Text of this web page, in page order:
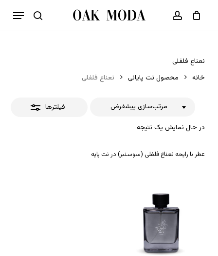
جستجو حساب کاربری
فهرست
سبد خرید بستن
نعناع فلفلی
خانه
محصول نت پایانی نعناع فلفلی
فیلترها
در حال نمایش یک نتیجه
مرتب‌سازی پیشفرض
بستن
عطر با رایحه نعناع فلفلی (سوسنبر) در نت پایه